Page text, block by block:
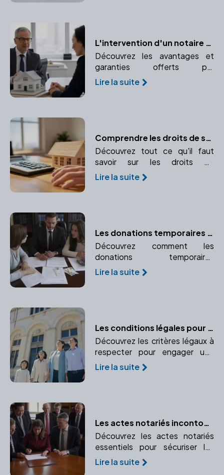
L'intervention d'un notaire dans votre projet immobilier : avantages et garanties
Découvrez les avantages et
garanties offerts par
l'intervention d'un notaire dans
votre projet immobilier.
Lire la suite
Comprendre les droits de succession : calcul et paiement
Découvrez tout ce qu'il faut
savoir sur les droits de
succession, leur calcul et leur
paiement. Comprendre
Lire la suite
Les donations temporaires d'usufruit : un outil d'optimisation fiscale
Découvrez comment les
donations temporaires
d'usufruit peuvent vous aider à
optimiser votre fiscalité et
Lire la suite
Les conditions légales pour adopter en France
Découvrez les critères légaux à
respecter pour engager une
procédure d'adoption en
France. Informez-vous sur l'âge,
Lire la suite
Les actes notariés incontournables pour les entreprises
Découvrez les actes notariés
essentiels pour sécuriser les
opérations de votre entreprise
et leur importance légale.
Lire la suite